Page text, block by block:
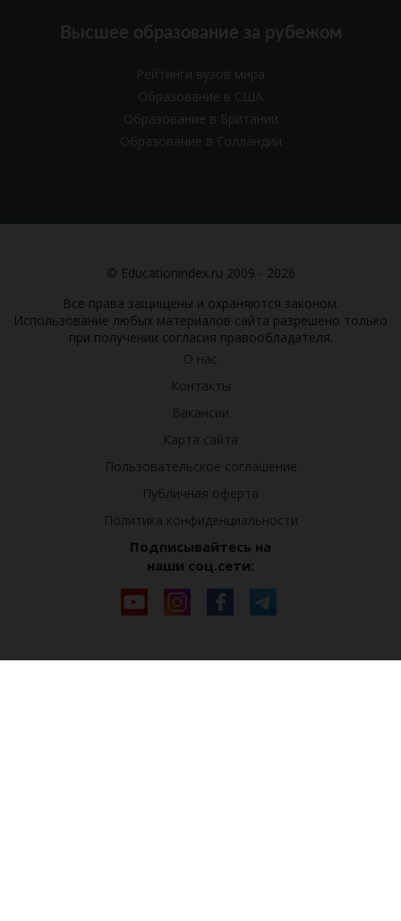
Высшее образование за рубежом
Рейтинги вузов мира
Образование в США
Образование в Британии
Образование в Голландии
© Educationindex.ru 2009 - 2026
Все права защищены и охраняются законом.
Использование любых материалов сайта разрешено только
при получении согласия правообладателя.
О нас
Контакты
Вакансии
Карта сайта
Пользовательское соглашение
Публичная оферта
Политика конфиденциальности
Подписывайтесь на
наши соц.сети: